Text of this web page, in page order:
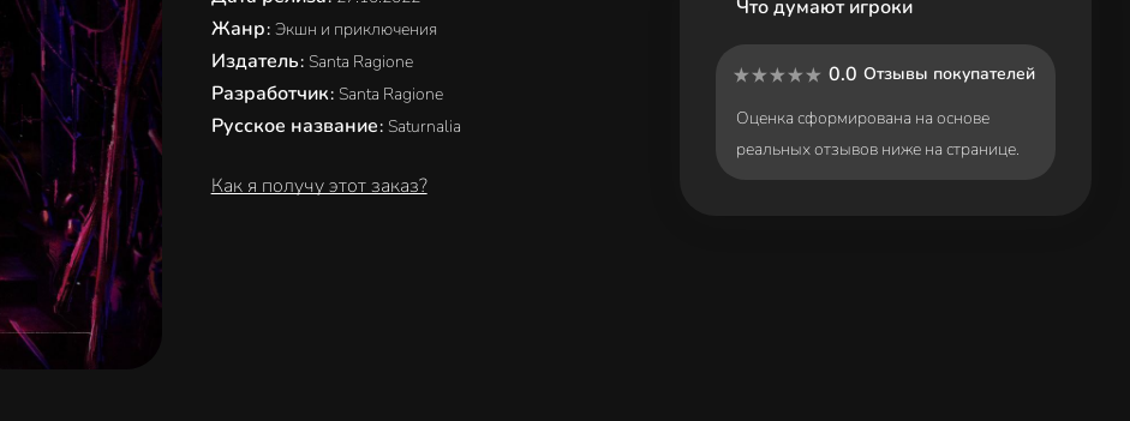
Жанр: Экшн и приключения
Издатель: Santa Ragione
Разработчик: Santa Ragione
Русское название: Saturnalia
Как я получу этот заказ?
Что думают игроки
0.0 Отзывы покупателей
Оценка сформирована на основе
реальных отзывов ниже на странице.